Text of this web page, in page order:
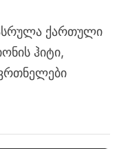
ქართული
ჰიტი,